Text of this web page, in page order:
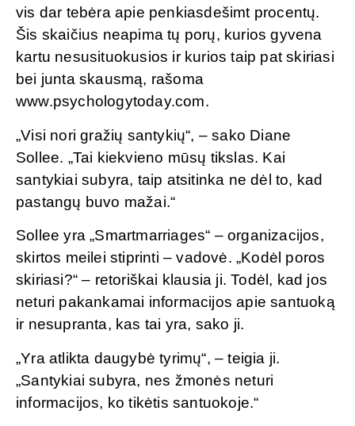
vis dar tebėra apie penkiasdešimt procentų.
Šis skaičius neapima tų porų, kurios gyvena
kartu nesusituokusios ir kurios taip pat skiriasi
bei junta skausmą, rašoma
www.psychologytoday.com.
„Visi nori gražių santykių“, – sako Diane
Sollee. „Tai kiekvieno mūsų tikslas. Kai
santykiai subyra, taip atsitinka ne dėl to, kad
pastangų buvo mažai.“
Sollee yra „Smartmarriages“ – organizacijos,
skirtos meilei stiprinti – vadovė. „Kodėl poros
skiriasi?“ – retoriškai klausia ji. Todėl, kad jos
neturi pakankamai informacijos apie santuoką
ir nesupranta, kas tai yra, sako ji.
„Yra atlikta daugybė tyrimų“, – teigia ji.
„Santykiai subyra, nes žmonės neturi
informacijos, ko tikėtis santuokoje.“